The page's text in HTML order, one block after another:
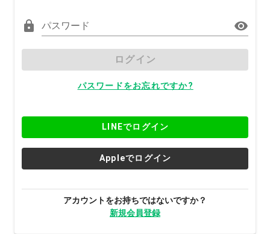
パスワード
ログイン
パスワードをお忘れですか?
LINEでログイン
Appleでログイン
アカウントをお持ちではないですか？
新規会員登録